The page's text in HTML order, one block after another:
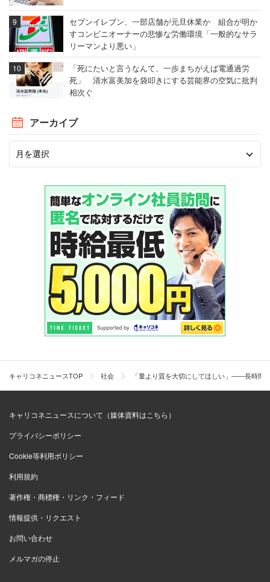
セブンイレブン、一部店舗が元旦休業か 組合が明か
すコンビニオーナーの悲惨な労働環境「一般的なサラ
リーマンより悪い」
「死にたいと言うなんて、一歩まちがえば電通過労
死」 清水富美加を袋叩きにする芸能界の空気に批判
相次ぐ
アーカイブ
キャリコネニュースTOP 社会 「量より質を大切にしてほしい」――長時間
キャリコネニュースについて（媒体資料はこちら）
プライバシーポリシー
Cookie等利用ポリシー
利用規約
著作権・商標権・リンク・フィード
情報提供・リクエスト
お問い合わせ
メルマガの停止